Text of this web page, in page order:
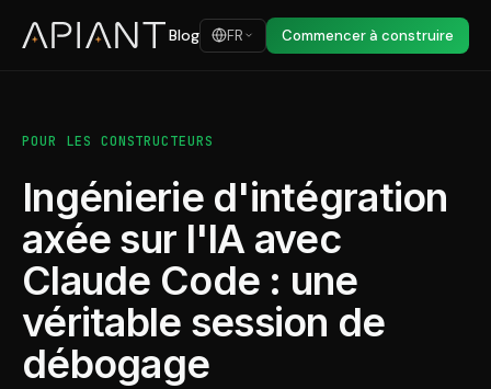
Blog FR Commencer à construire
POUR LES CONSTRUCTEURS
Ingénierie d'intégration
axée sur l'IA avec
Claude Code : une
véritable session de
débogage